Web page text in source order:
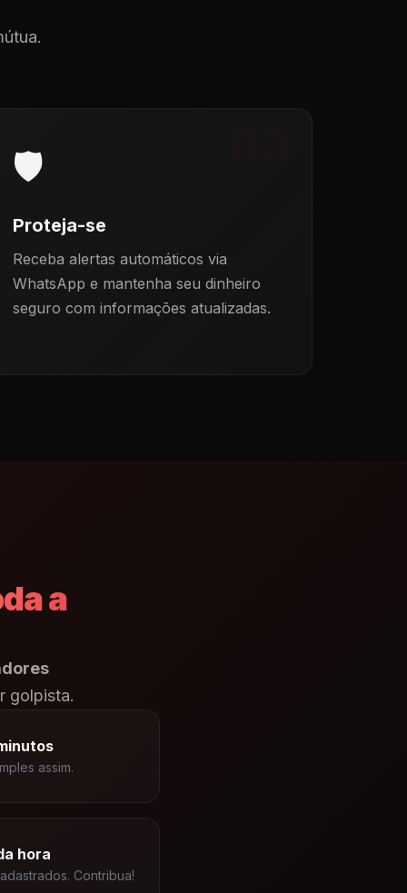
🛡️
Proteja-se
Receba alertas automáticos via
WhatsApp e mantenha seu dinheiro
seguro com informações atualizadas.
a
golpista.
assim.
hora
Contribua!